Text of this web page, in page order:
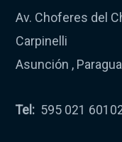
Av. Choferes del
Carpinelli
Asunción ,
Tel: 595 021